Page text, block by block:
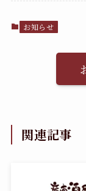
お知らせ
関連記事